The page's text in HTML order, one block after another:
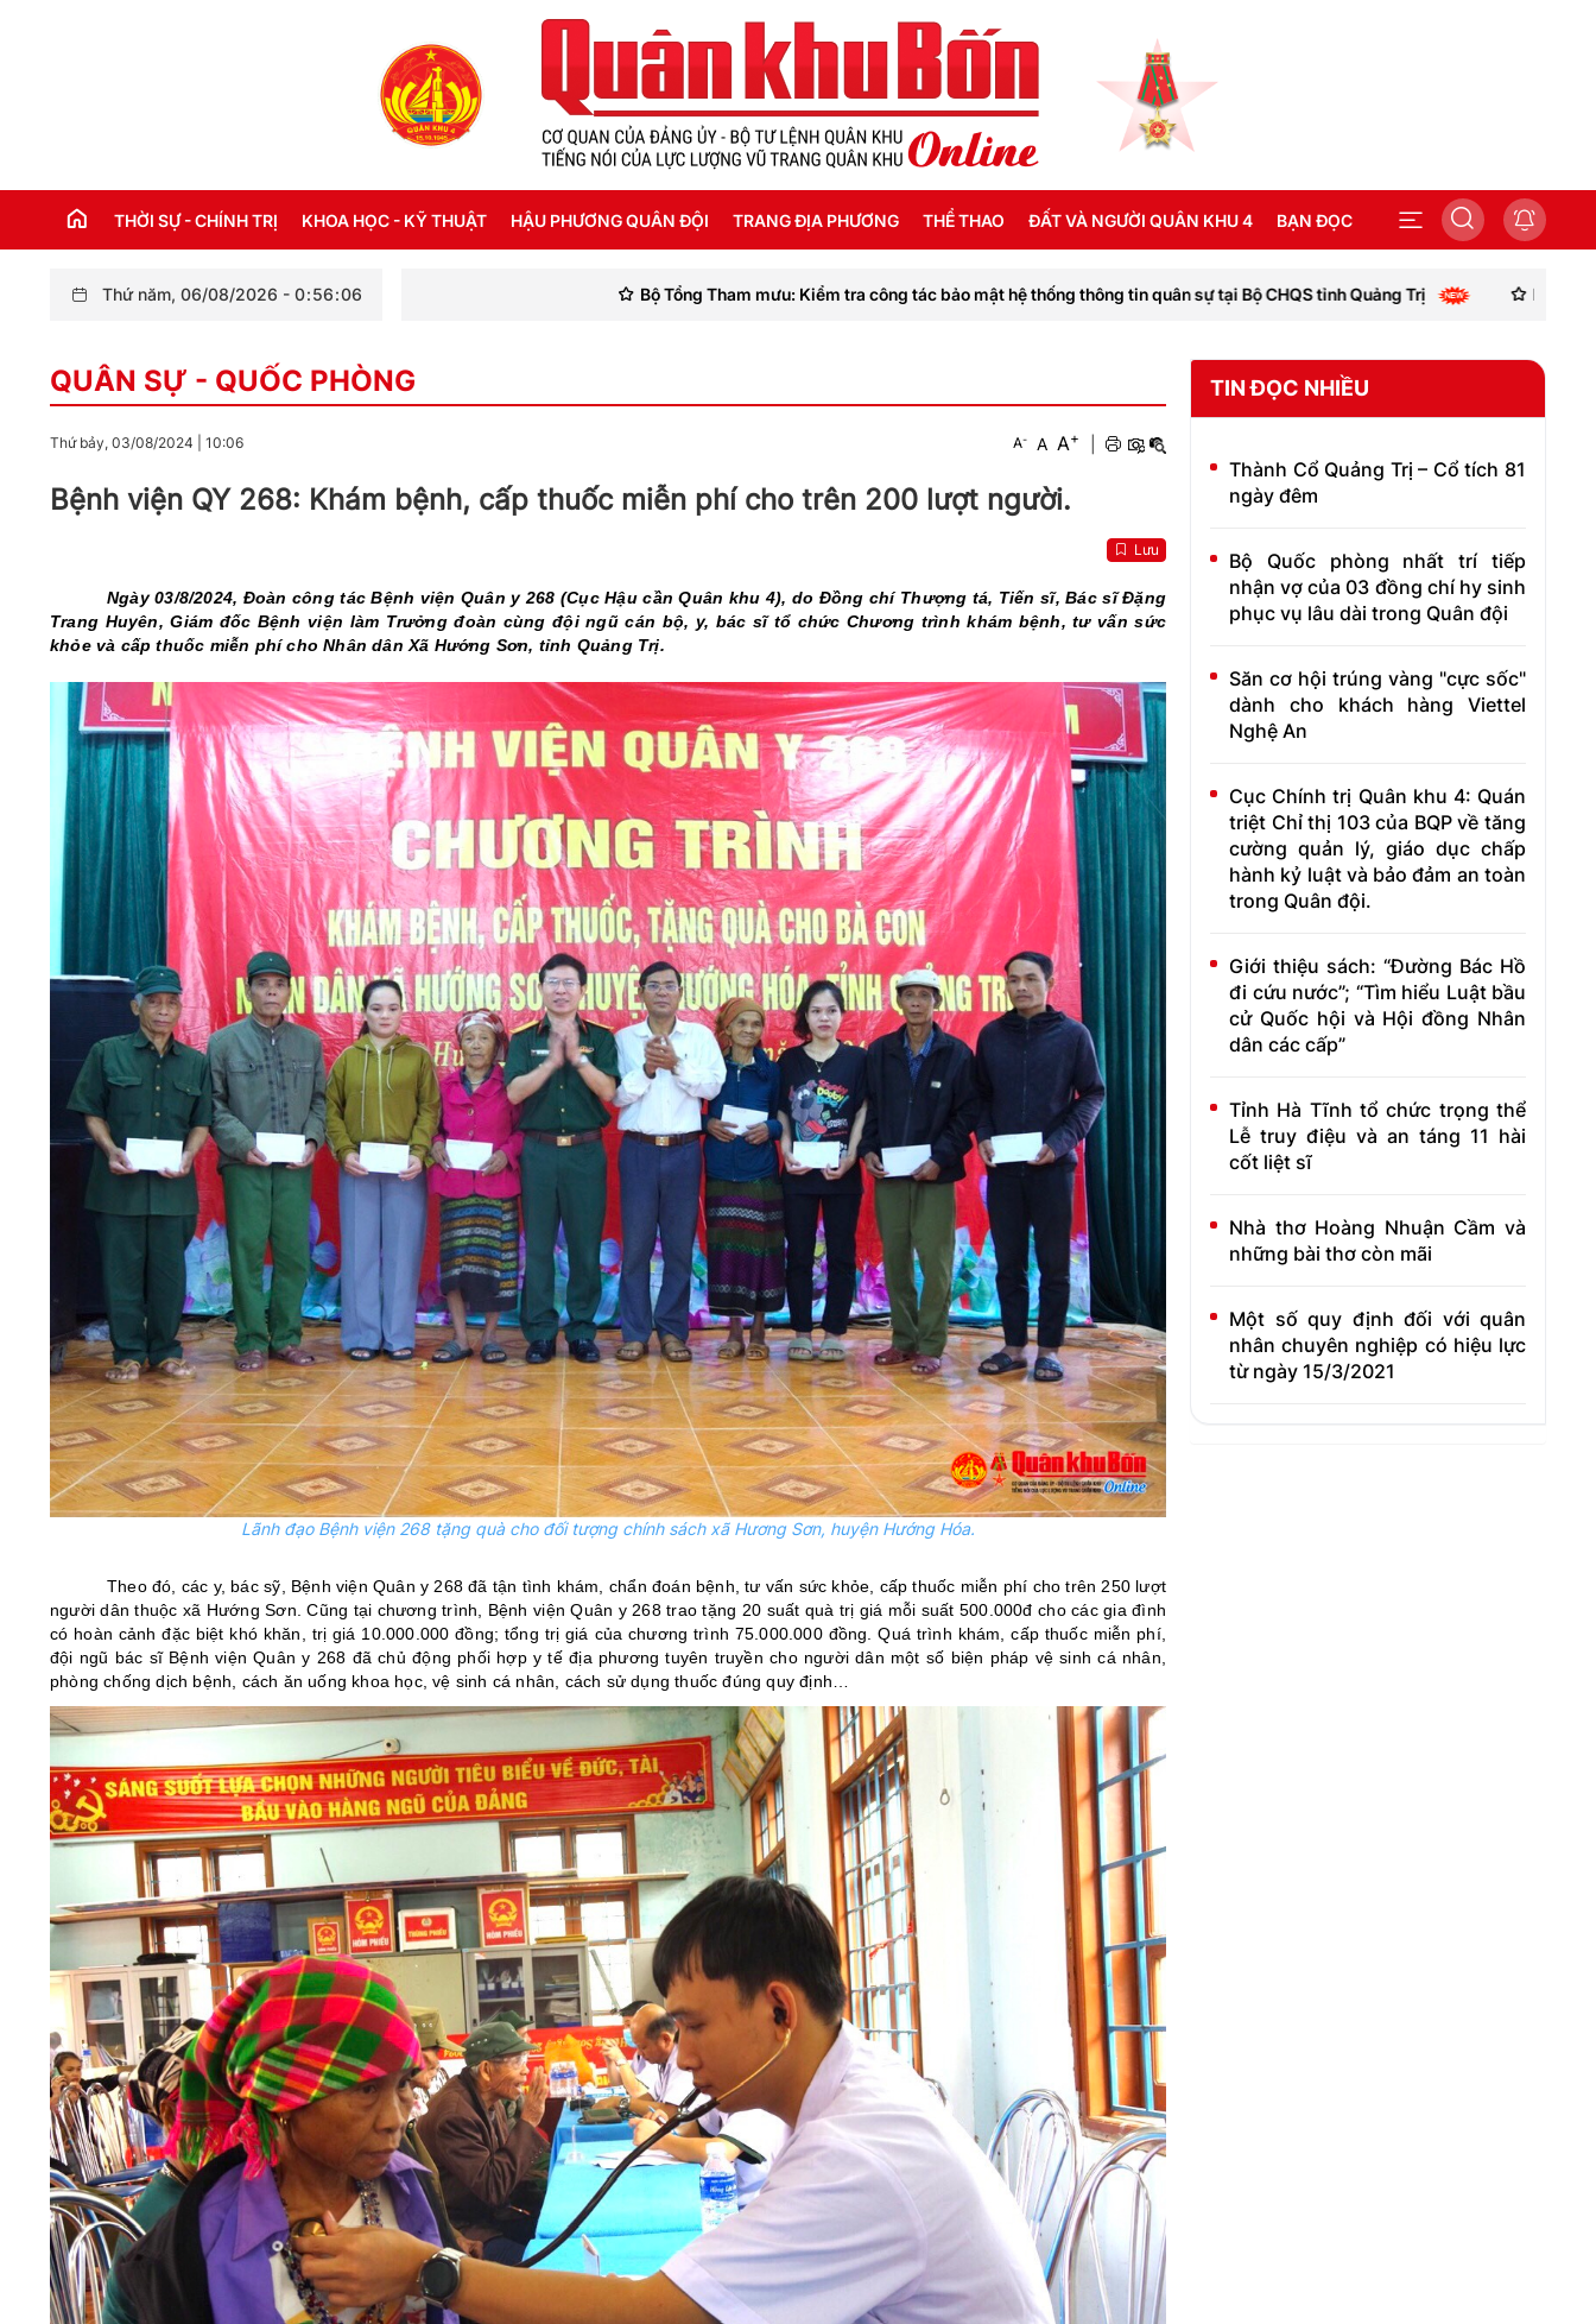
THỜI SỰ - CHÍNH TRỊ
THỜI SỰ QUỐC TẾ
KỶ NIỆM 110 NĂM NGÀY BÁC HỒ RA ĐI
CHÀO MỪNG KỶ NIỆM 75 NĂM NGÀY
TRUYỀN THỐNG LỰC LƯỢNG VŨ TRANG
QUÂN KHU 4 (15/10/1945 - 15/10/2020)
KHOA HỌC - KỸ THUẬT HẬU PHƯƠNG QUÂN ĐỘI TRANG ĐỊA PHƯƠNG
QUẢNG TRỊ
THỂ THAO ĐẤT VÀ NGƯỜI QUÂN KHU 4 BẠN ĐỌC
Thứ năm, 06/08/2026 - 0:56:08 Bộ Tổng Tham mưu: Kiểm tra công tác bảo mật hệ thống thông tin quân sự tại Bộ CHQS tỉnh Quảng Trị Khoa Binh chủng, Học viện
QUÂN SỰ - QUỐC PHÒNG
Thứ bảy, 03/08/2024 10:06 A- A A+
Bệnh viện QY 268: Khám bệnh, cấp thuốc miễn phí cho trên 200 lượt người.
Lưu
Ngày 03/8/2024, Đoàn công tác Bệnh viện Quân y 268 (Cục Hậu cần Quân khu 4), do Đồng chí Thượng tá, Tiến sĩ, Bác sĩ Đặng
Trang Huyên, Giám đốc Bệnh viện làm Trưởng đoàn cùng đội ngũ cán bộ, y, bác sĩ tổ chức Chương trình khám bệnh, tư vấn sức
khỏe và cấp thuốc miễn phí cho Nhân dân Xã Hướng Sơn, tỉnh Quảng Trị.
Lãnh đạo Bệnh viện 268 tặng quà cho đối tượng chính sách xã Hương Sơn, huyện Hướng Hóa.
Theo đó, các y, bác sỹ, Bệnh viện Quân y 268 đã tận tình khám, chẩn đoán bệnh, tư vấn sức khỏe, cấp thuốc miễn phí cho trên 250 lượt
người dân thuộc xã Hướng Sơn. Cũng tại chương trình, Bệnh viện Quân y 268 trao tặng 20 suất quà trị giá mỗi suất 500.000đ cho các gia đình
có hoàn cảnh đặc biệt khó khăn, trị giá 10.000.000 đồng; tổng trị giá của chương trình 75.000.000 đồng. Quá trình khám, cấp thuốc miễn phí,
đội ngũ bác sĩ Bệnh viện Quân y 268 đã chủ động phối hợp y tế địa phương tuyên truyền cho người dân một số biện pháp vệ sinh cá nhân,
phòng chống dịch bệnh, cách ăn uống khoa học, vệ sinh cá nhân, cách sử dụng thuốc đúng quy định…
TIN ĐỌC NHIỀU
Thành Cổ Quảng Trị – Cổ tích 81
ngày đêm
Bộ Quốc phòng nhất trí tiếp
nhận vợ của 03 đồng chí hy sinh
phục vụ lâu dài trong Quân đội
Săn cơ hội trúng vàng "cực sốc"
dành cho khách hàng Viettel
Nghệ An
Cục Chính trị Quân khu 4: Quán
triệt Chỉ thị 103 của BQP về tăng
cường quản lý, giáo dục chấp
hành kỷ luật và bảo đảm an toàn
trong Quân đội.
Giới thiệu sách: “Đường Bác Hồ
đi cứu nước”; “Tìm hiểu Luật bầu
cử Quốc hội và Hội đồng Nhân
dân các cấp”
Tỉnh Hà Tĩnh tổ chức trọng thể
Lễ truy điệu và an táng 11 hài
cốt liệt sĩ
Nhà thơ Hoàng Nhuận Cầm và
những bài thơ còn mãi
Một số quy định đối với quân
nhân chuyên nghiệp có hiệu lực
từ ngày 15/3/2021